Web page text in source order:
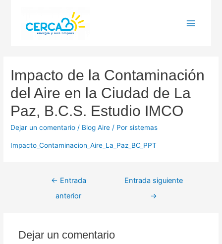
Impacto de la Contaminación
del Aire en la Ciudad de La
Paz, B.C.S. Estudio IMCO
Dejar un comentario / Blog Aire / Porsistemas
Impacto_Contaminacion_Aire_La_Paz_BC_PPT
Navegación
← Entrada
anterior
Entrada siguiente
→
Dejar un comentario